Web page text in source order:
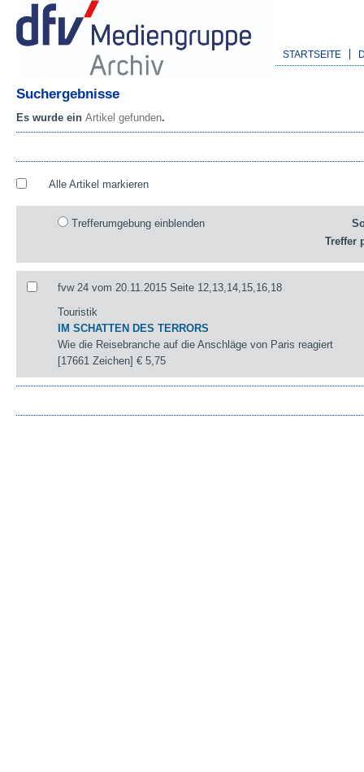
STARTSEITE
Suchergebnisse
Es wurde ein Artikel gefunden.
Alle Artikel markieren
Trefferumgebung einblenden
Treffer
fvw 24 vom 20.11.2015 Seite 12,13,14,15,16,18
Touristik
IM SCHATTEN DES TERRORS
Wie die Reisebranche auf die Anschläge von Paris reagiert
[17661 Zeichen]€ 5,75